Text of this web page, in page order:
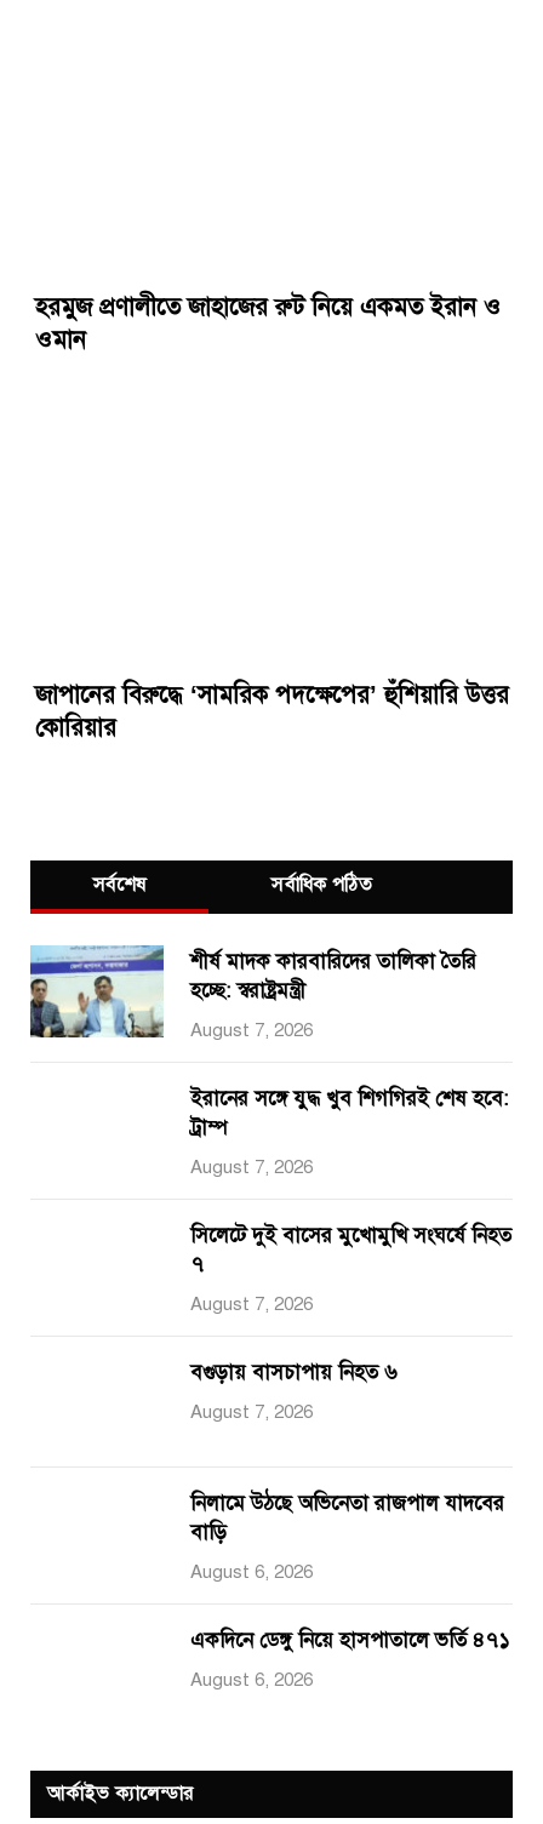
হরমুজ প্রণালীতে জাহাজের রুট নিয়ে একমত ইরান ও
ওমান
জাপানের বিরুদ্ধে ‘সামরিক পদক্ষেপের’ হুঁশিয়ারি উত্তর
কোরিয়ার
সর্বশেষ সর্বাধিক পঠিত
শীর্ষ মাদক কারবারিদের তালিকা তৈরি
হচ্ছে: স্বরাষ্ট্রমন্ত্রী
August 7, 2026
ইরানের সঙ্গে যুদ্ধ খুব শিগগিরই শেষ হবে:
ট্রাম্প
August 7, 2026
সিলেটে দুই বাসের মুখোমুখি সংঘর্ষে নিহত
৭
August 7, 2026
বগুড়ায় বাসচাপায় নিহত ৬
August 7, 2026
নিলামে উঠছে অভিনেতা রাজপাল যাদবের
বাড়ি
August 6, 2026
একদিনে ডেঙ্গু নিয়ে হাসপাতালে ভর্তি ৪৭১
August 6, 2026
আর্কাইভ ক্যালেন্ডার